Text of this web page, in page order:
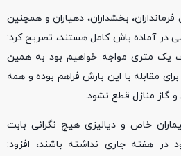
بخشداران، دهیاران و همچنین
در آماده باش کامل هستند، تصریح کرد:
یک متری مواجه خواهیم بود به همین
مقابله با این بارش فراهم بوده و همه
گاز منازل قطع نشود.
خاص و دیالیزی هیچ نگرانی بابت
در هفته جاری نداشته باشند، افزود: